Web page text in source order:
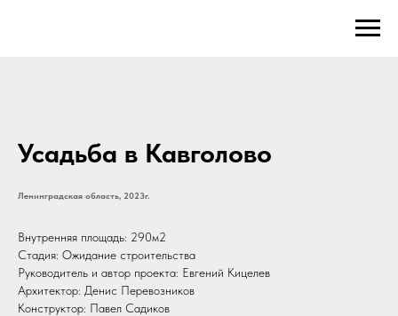
Усадьба в Кавголово
Ленинградская область, 2023г.
Внутренняя площадь: 290м2
Стадия: Ожидание строительства
Руководитель и автор проекта: Евгений Кицелев
Архитектор: Денис Перевозников
Конструктор: Павел Садиков